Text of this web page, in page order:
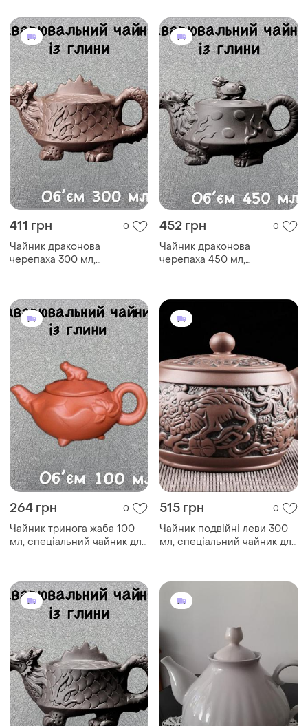
китайський чайник
411 грн 0
Чайник драконова
черепаха 300 мл,
чаю, традиційний
китайський чайник
452 грн 0
Чайник драконова
черепаха 450 мл,
чаю, традиційний
китайський чайник
264 грн 0
Чайник тринога жаба 100
мл, спеціальний чайник для
чайник
515 грн 0
Чайник подвійні леви 300
мл, спеціальний чайник для
китайський чайник